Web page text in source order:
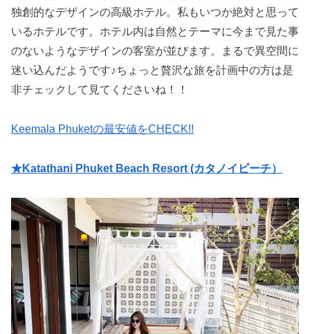
独創的なデザインの高級ホテル。私もいつか絶対と思って
いるホテルです。ホテル内は自然とテーマに今まで見た事
のないようなデザインの客室が並びます。まるで異空間に
迷い込んだようです♪ちょっと贅沢な旅を計画中の方は是
非チェックして見てくださいね！！
Keemala Phuketの最安値をCHECK!!
★Katathani Phuket Beach Resort (カタノイビーチ）